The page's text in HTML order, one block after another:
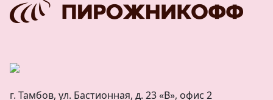
г. Тамбов, ул. Бастионная, д. 23 «В», офис 2